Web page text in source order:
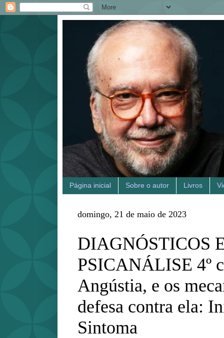
Página inicial Sobre o autor Livros
domingo, 21 de maio de 2023
DIAGNÓSTICOS
PSICANÁLISE 4º
Angústia, e os
defesa contra ela:
Sintoma